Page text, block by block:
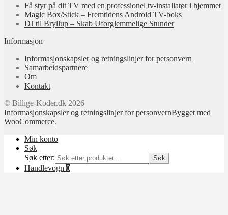
Få styr på dit TV med en professionel tv‑installatør i hjemmet
Magic Box/Stick – Fremtidens Android TV-boks
DJ til Bryllup – Skab Uforglemmelige Stunder
Informasjon
Informasjonskapsler og retningslinjer for personvern
Samarbeidspartnere
Om
Kontakt
© Billige-Koder.dk 2026
Informasjonskapsler og retningslinjer for personvernBygget med
WooCommerce.
Min konto
Søk
Søk etter:
Søk
Handlevogn 0